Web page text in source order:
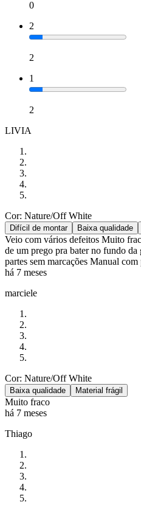
0
2
2
1
2
LIVIA
Cor: Nature/Off White
Difícil de montar Baixa qualidade
Veio com vários defeitos Muito
de um prego pra bater no fundo
partes sem marcações Manual
há 7 meses
marciele
Cor: Nature/Off White
Baixa qualidade Material frágil
Muito fraco
há 7 meses
Thiago